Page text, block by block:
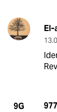
El-
9G